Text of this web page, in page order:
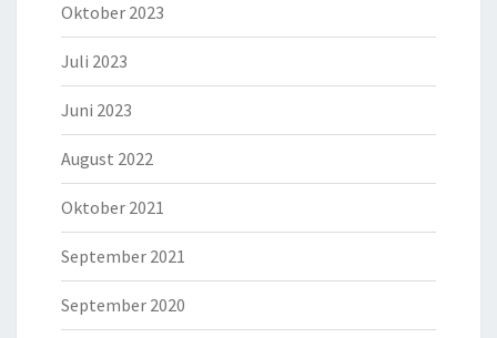
Oktober 2023
Juli 2023
Juni 2023
August 2022
Oktober 2021
September 2021
September 2020